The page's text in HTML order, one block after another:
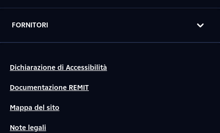
FORNITORI
Dichiarazione di Accessibilità
Documentazione REMIT
Mappa del sito
Note legali